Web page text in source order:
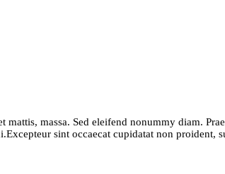
massa. Sed eleifend nonummy diam.
sint occaecat cupidatat non proident,